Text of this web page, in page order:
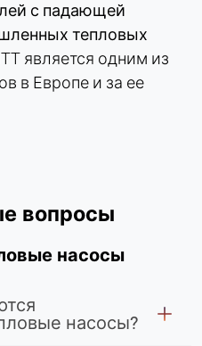
с падающей
тепловых
является одним из
в Европе и за ее
вопросы
насосы
насосы?